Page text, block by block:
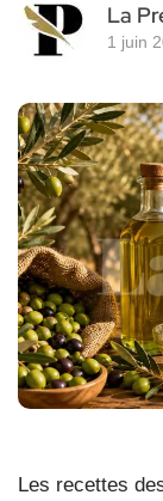
La
1 juin
Les recettes